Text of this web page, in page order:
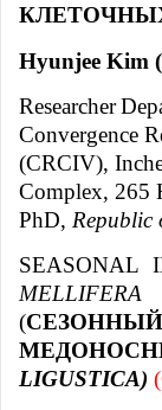
Hyunjee
Researcher
Convergence
(CRCIV),
Complex, 265
PhD, Republic
SEASONAL
(СЕЗОННЫЙ
LIGUSTICA) (